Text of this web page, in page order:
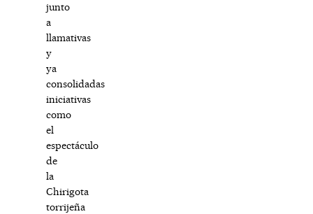
junto
a
llamativas
y
ya
consolidadas
iniciativas
como
el
espectáculo
de
la
Chirigota
torrijeña